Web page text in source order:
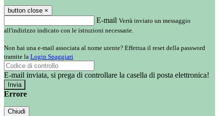
button close ×
E-mail Verrà inviato un messaggio
all'indirizzo indicato con le istruzioni necessarie.
Non hai una e-mail associata al nome utente? Effettua il reset della password
tramite la Login Spaggiari
E-mail inviata, si prega di controllare la casella di posta elettronica!
Errore
Chiudi